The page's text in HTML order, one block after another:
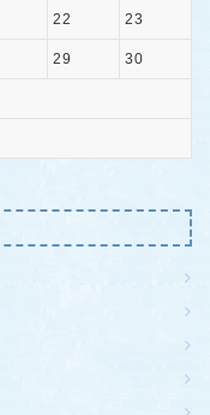
22 23
29 30